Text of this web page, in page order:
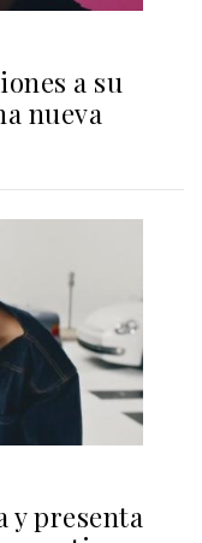
a su
nueva
y presenta